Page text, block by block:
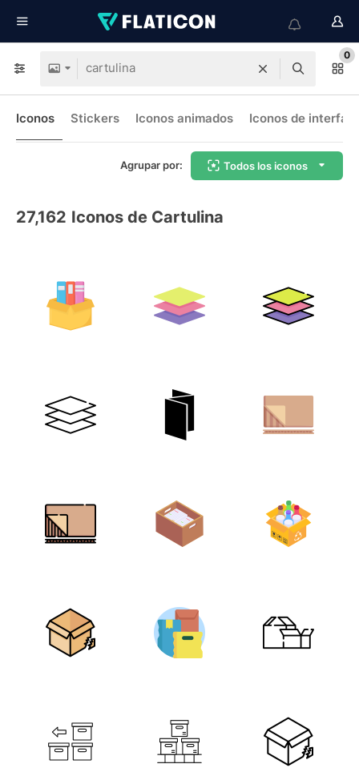
0
Iconos Stickers Iconos animados Iconos de interfaz
Agrupar por: Todos los iconos
27,162 Iconos de Cartulina